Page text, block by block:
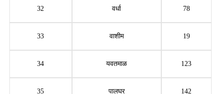
32 वर्धा 78
33 वाशीम 19
34 यवतमाळ 123
35 पालघर 142